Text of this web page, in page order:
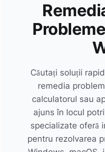
Căutați soluții
remedia
calculatorul sau
ajuns în locul
specializate oferă
pentru rezolvarea